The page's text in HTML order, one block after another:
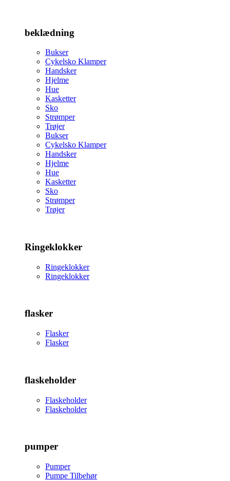
beklædning
Bukser
Cykelsko Klamper
Handsker
Hjelme
Hue
Kasketter
Sko
Strømper
Trøjer
Bukser
Cykelsko Klamper
Handsker
Hjelme
Hue
Kasketter
Sko
Strømper
Trøjer
Ringeklokker
Ringeklokker
Ringeklokker
flasker
Flasker
Flasker
flaskeholder
Flaskeholder
Flaskeholder
pumper
Pumper
Pumpe Tilbehør